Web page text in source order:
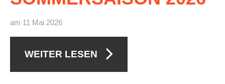
4-Städte-Turnier
Unternehmer-Cup 2026
Jugend 2026
am 11 Mai 2026
WEITER LESEN